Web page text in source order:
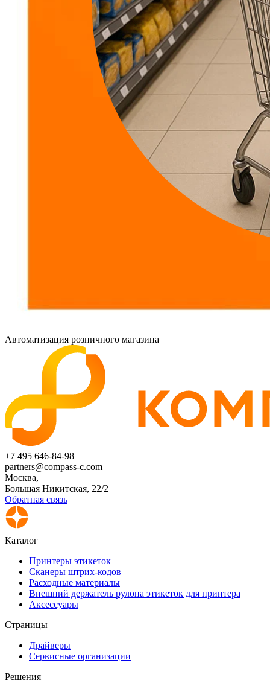
Автоматизация розничного магазина
+7 495 646-84-98
partners@compass-c.com
Москва,
Большая Никитская, 22/2
Обратная связь
Каталог
Принтеры этикеток
Сканеры штрих-кодов
Расходные материалы
Внешний держатель рулона этикеток для принтера
Аксессуары
Страницы
Драйверы
Сервисные организации
Решения